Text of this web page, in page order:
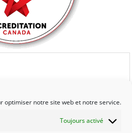
optimiser notre site web et notre service.
Toujours activé